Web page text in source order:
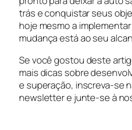
trás e conquistar seus
hoje mesmo a
mudança está ao seu
Se você gostou deste
mais dicas sobre
e superação, inscreva-se
newsletter e junte-se à